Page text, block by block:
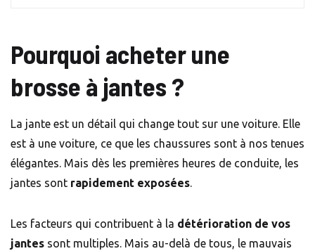
Pourquoi acheter une
brosse à jantes ?
La jante est un détail qui change tout sur une voiture. Elle
est à une voiture, ce que les chaussures sont à nos tenues
élégantes. Mais dès les premières heures de conduite, les
jantes sont rapidement exposées.
Les facteurs qui contribuent à la détérioration de vos
jantes sont multiples. Mais au-delà de tous, le mauvais